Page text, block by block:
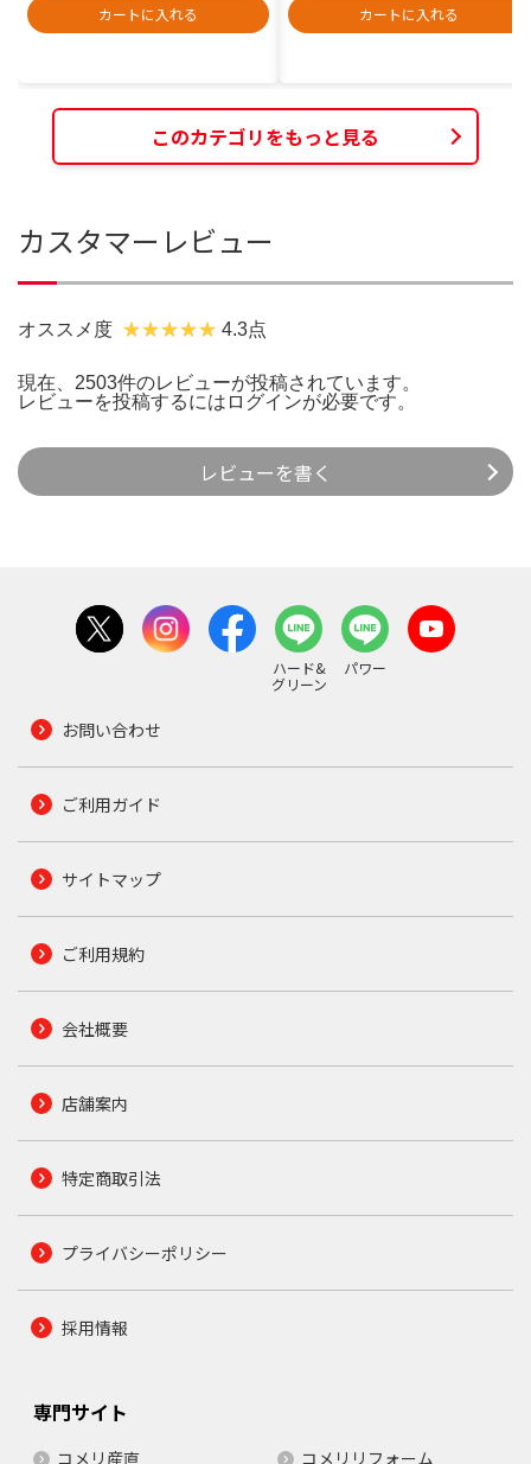
カートに入れる
カートに入れる
このカテゴリをもっと見る
カスタマーレビュー
オススメ度 4.3点
現在、2503件のレビューが投稿されています。
レビューを投稿するには ログインが必要です。
レビューを書く
ハード&
グリーン
パワー
お問い合わせ
ご利用ガイド
サイトマップ
ご利用規約
会社概要
店舗案内
特定商取引法
プライバシーポリシー
採用情報
専門サイト
コメリ産直 コメリリフォーム